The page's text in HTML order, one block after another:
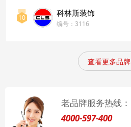
10 科林斯装饰
编号：3116
查看更多品牌
老品牌服务热线：
4000-597-400